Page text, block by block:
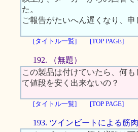
た。
ご報告がたいへん遅くなり、申
[タイトル一覧] [TOP PAGE]
192. （無題）
この製品は付けていたら、何
て値段を安く出来ないの？
[タイトル一覧] [TOP PAGE]
193. ツインビートによる筋